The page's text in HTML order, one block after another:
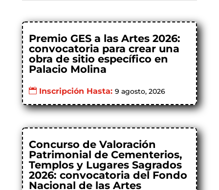
Premio GES a las Artes 2026:
convocatoria para crear una
obra de sitio específico en
Palacio Molina
Inscripción Hasta: 9 agosto, 2026
Concurso de Valoración
Patrimonial de Cementerios,
Templos y Lugares Sagrados
2026: convocatoria del Fondo
Nacional de las Artes